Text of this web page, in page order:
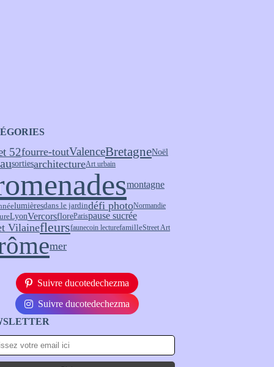
52fourre-toutValenceBretagneNoël
sortiesarchitectureArt urbain
montagne
lumièresdans le jardindéfi photoNormandie
LyonVercorsfloreParispause sucrée
Vilainefleursfaunecoin lecturefamilleStreet Art
mer
Suivre ducotedechezma
Suivre ducotedechezma